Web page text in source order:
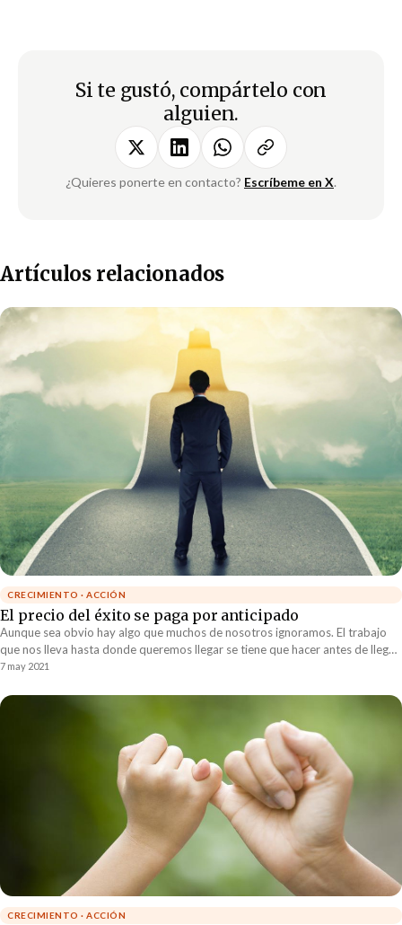
Si te gustó, compártelo con
alguien.
¿Quieres ponerte en contacto? Escríbeme en X.
Artículos relacionados
CRECIMIENTO · ACCIÓN
El precio del éxito se paga por anticipado
Aunque sea obvio hay algo que muchos de nosotros ignoramos. El trabajo
que nos lleva hasta donde queremos llegar se tiene que hacer antes de llegar.
Es decir, el precio del éxito se paga por anticipado.
7 may 2021
CRECIMIENTO · ACCIÓN